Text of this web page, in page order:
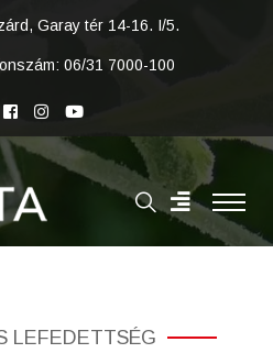
Garay tér 14-16. I/5.
06/31 7000-100
LEFEDETTSÉG